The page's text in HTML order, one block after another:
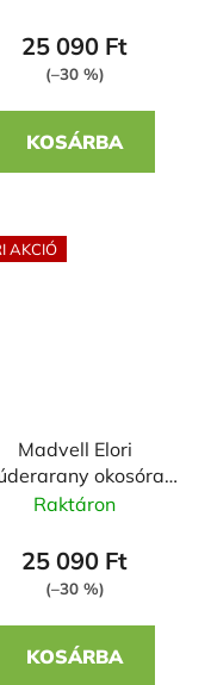
25 090 Ft
(–30 %)
KOSÁRBA
AKCIÓ
Madvell Elori
okosóra
fém szíjjal
Raktáron
25 090 Ft
(–30 %)
KOSÁRBA